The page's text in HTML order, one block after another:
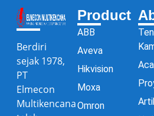
Berdiri
sejak 1978,
PT
Elmecon
Multikencana
Product
ABB
Aveva
Hikvision
Moxa
Omron